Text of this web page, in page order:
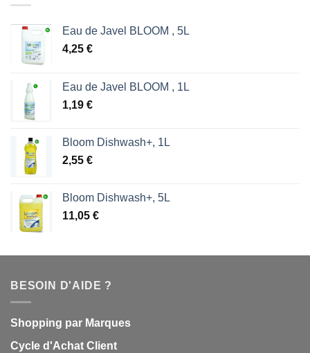
Eau de Javel BLOOM , 5L
4,25 €
Eau de Javel BLOOM , 1L
1,19 €
Bloom Dishwash+, 1L
2,55 €
Bloom Dishwash+, 5L
11,05 €
BESOIN D'AIDE ?
Shopping par Marques
Cycle d'Achat Client